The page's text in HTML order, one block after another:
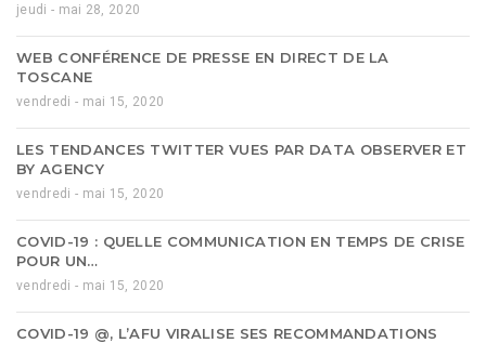
jeudi - mai 28, 2020
WEB CONFÉRENCE DE PRESSE EN DIRECT DE LA
TOSCANE
vendredi - mai 15, 2020
LES TENDANCES TWITTER VUES PAR DATA OBSERVER ET
BY AGENCY
vendredi - mai 15, 2020
COVID-19 : QUELLE COMMUNICATION EN TEMPS DE CRISE
POUR UN…
vendredi - mai 15, 2020
COVID-19 @, L’AFU VIRALISE SES RECOMMANDATIONS